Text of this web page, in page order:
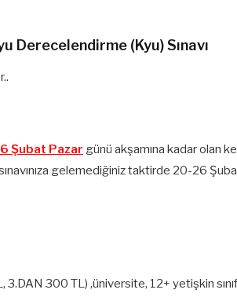
Derecelendirme (Kyu) Sınavı
Şubat Pazar günü akşamına kadar olan
gelemediğiniz taktirde 20-26
300 TL) ,üniversite, 12+ yetişkin